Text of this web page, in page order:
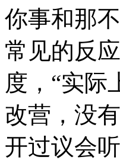
你事和那
常见的反
度，“实际
改营，没
开过议会